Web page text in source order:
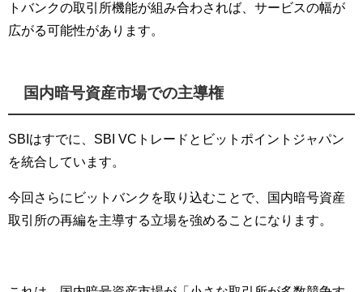
トバンクの取引所機能が組み合わされば、サービスの幅が
広がる可能性があります。
国内暗号資産市場での主導権
SBIはすでに、SBI VCトレードとビットポイントジャパン
を統合しています。
今回さらにビットバンクを取り込むことで、国内暗号資産
取引所の再編を主導する立場を強めることになります。